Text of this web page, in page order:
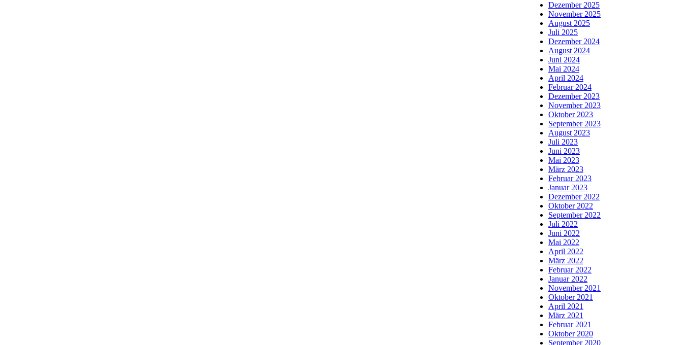
Dezember 2025
November 2025
August 2025
Juli 2025
Dezember 2024
August 2024
Juni 2024
Mai 2024
April 2024
Februar 2024
Dezember 2023
November 2023
Oktober 2023
September 2023
August 2023
Juli 2023
Juni 2023
Mai 2023
März 2023
Februar 2023
Januar 2023
Dezember 2022
Oktober 2022
September 2022
Juli 2022
Juni 2022
Mai 2022
April 2022
März 2022
Februar 2022
Januar 2022
November 2021
Oktober 2021
April 2021
März 2021
Februar 2021
Oktober 2020
September 2020